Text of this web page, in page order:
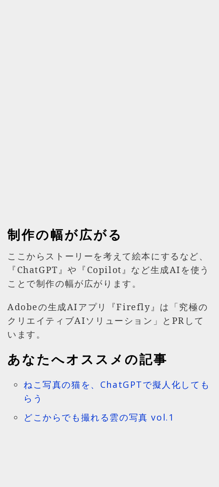
制作の幅が広がる
ここからストーリーを考えて絵本にするなど、
『ChatGPT』や『Copilot』など生成AIを使う
ことで制作の幅が広がります。
Adobeの生成AIアプリ『Firefly』は「究極の
クリエイティブAIソリューション」とPRして
います。
あなたへオススメの記事
ねこ写真の猫を、ChatGPTで擬人化しても
らう
どこからでも撮れる雲の写真 vol.1